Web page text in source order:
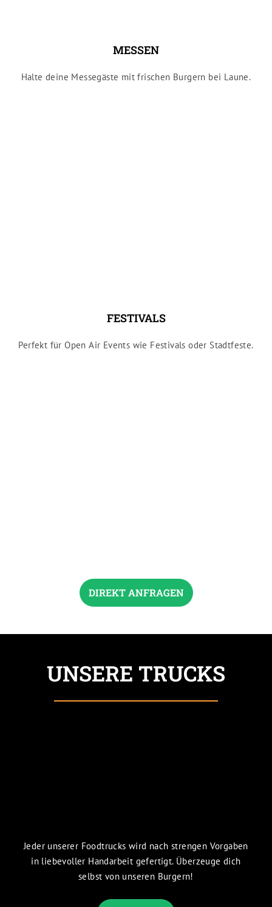
MESSEN
Halte deine Messegäste mit frischen Burgern bei Laune.
FESTIVALS
Perfekt für Open Air Events wie Festivals oder Stadtfeste.
DIREKT ANFRAGEN
UNSERE TRUCKS
Jeder unserer Foodtrucks wird nach strengen Vorgaben
in liebevoller Handarbeit gefertigt. Überzeuge dich
selbst von unseren Burgern!